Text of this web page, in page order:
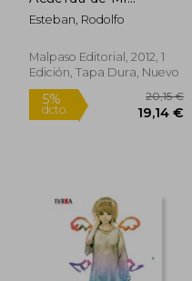
Nombre
Esteban, Rodolfo
Malpaso Editorial, 2012, 1
Edición, Tapa Dura, Nuevo
dcto.